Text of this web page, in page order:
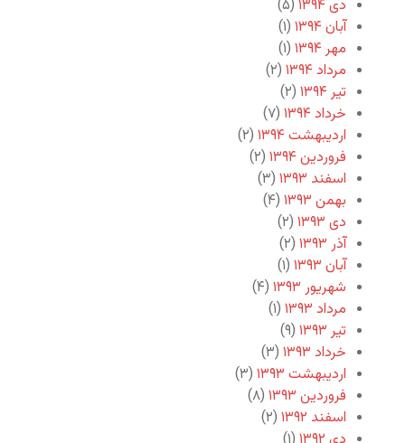
دی ۱۳۹۴
(۵)
آبان ۱۳۹۴
(۱)
مهر ۱۳۹۴
(۱)
مرداد ۱۳۹۴
(۲)
تیر ۱۳۹۴
(۲)
خرداد ۱۳۹۴
(۷)
اردیبهشت ۱۳۹۴
(۲)
فروردین ۱۳۹۴
(۲)
اسفند ۱۳۹۳
(۳)
بهمن ۱۳۹۳
(۴)
دی ۱۳۹۳
(۲)
آذر ۱۳۹۳
(۲)
آبان ۱۳۹۳
(۱)
شهریور ۱۳۹۳
(۴)
مرداد ۱۳۹۳
(۱)
تیر ۱۳۹۳
(۹)
خرداد ۱۳۹۳
(۳)
اردیبهشت ۱۳۹۳
(۳)
فروردین ۱۳۹۳
(۸)
اسفند ۱۳۹۲
(۲)